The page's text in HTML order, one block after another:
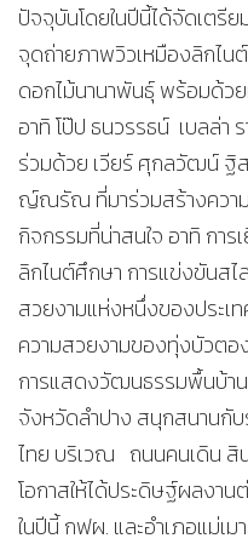
ปัจจุบันโดยในปีนี้ได้จัดเตรี
จุดถ่ายภาพวิวเหมืองลิกไน
ดอกไม้นานาพันธุ์ พร้อมด้ว
อาทิ โป๊ป ธนวรรธน์ เบลล่า
ร่วมด้วย เวียร์ ศุกลวัฒน์
ญ์ณรัณ ที่มาร่วมสร้างควา
กิจกรรมที่น่าสนใจ อาทิ ก
ลิกไนต์ศึกษา การแข่งขันสไ
สวยงามแห่งหนึ่งของประเ
ความสวยงามของทุ่งบัวตอ
การแสดงวัฒนธรรมพื้นบ้าน
จังหวัดลำปาง สนุกสนานกั
ไทย บริเวณ ถนนคนเดิน สิน
โอกาสให้ได้ประดิษฐ์ผลงา
ในปีนี้ กฟผ. และอำเภอแม่เ